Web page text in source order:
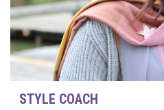
STYLE COACH